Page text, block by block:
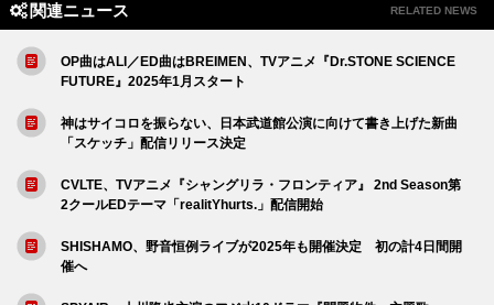
関連ニュース RELATED NEWS
OP曲はALI／ED曲はBREIMEN、TVアニメ『Dr.STONE SCIENCE
FUTURE』2025年1月スタート
神はサイコロを振らない、日本武道館公演に向けて書き上げた新曲
「スケッチ」配信リリース決定
CVLTE、TVアニメ『シャングリラ・フロンティア』 2nd Season第
2クールEDテーマ「realitYhurts.」配信開始
SHISHAMO、野音恒例ライブが2025年も開催決定 初の計4日間開
催へ